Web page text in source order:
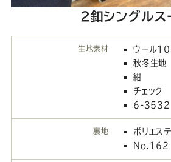
2釦シングルス
生地素材
ウール
秋冬生地
紺
チェック
6-3532
裏地
ポリエス
No.162